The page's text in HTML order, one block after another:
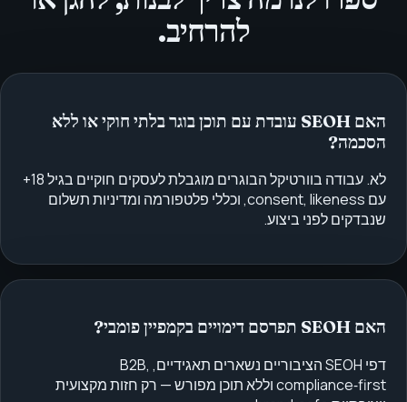
להרחיב.
האם SEOH עובדת עם תוכן בוגר בלתי חוקי או ללא
הסכמה?
לא. עבודה בוורטיקל הבוגרים מוגבלת לעסקים חוקיים בגיל 18+
עם consent, likeness, וכללי פלטפורמה ומדיניות תשלום
שנבדקים לפני ביצוע.
האם SEOH תפרסם דימויים בקמפיין פומבי?
דפי SEOH הציבוריים נשארים תאגידיים, B2B,
compliance‑first וללא תוכן מפורש — רק חזות מקצועית